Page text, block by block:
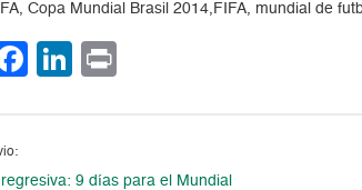
Copa Mundial Brasil 2014,FIFA, mundial de
Facebook
LinkedIn
9 días para el Mundial